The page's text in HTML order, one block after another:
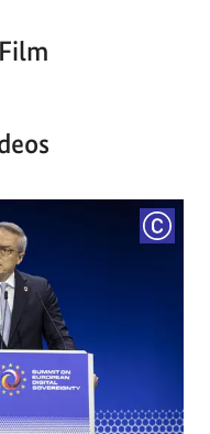
Aktueller
00:00| 00:00